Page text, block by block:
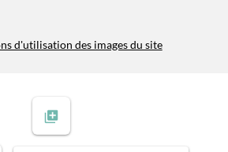
d'utilisation des images du site